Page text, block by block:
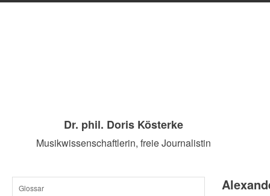
Dr. phil. Doris Kösterke
Musikwissenschaftlerin, freie Journalistin
SKIP
Glossar